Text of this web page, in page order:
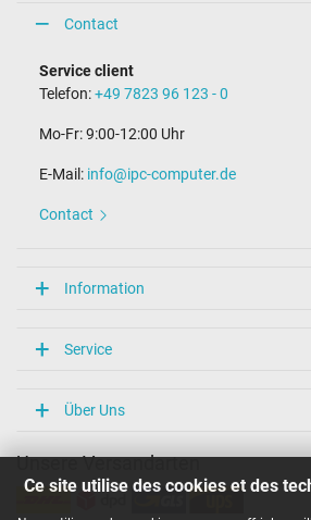
Ce site utilise des cookies et des
Non
Mesures
Longueur / Largeur / Hauteur
Sceau dapprobation
UL persistance
Catégorie
Utilisation
Ordinateur portatif
Contact
Service client
Telefon:+49 7823 96 123 - 0
Mo-Fr: 9:00-12:00 Uhr
E-Mail: info@ipc-computer.de
Contact
Information
Service
Über Uns
Unsere Versandarten